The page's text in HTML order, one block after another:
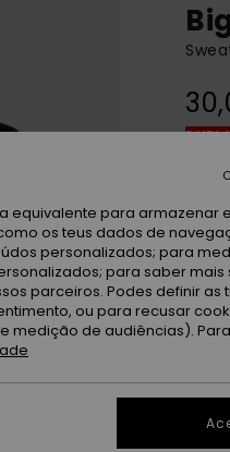
2
equivalente para armazenar
os teus dados de
personalizados; para
para saber mais
parceiros. Podes definir as
ou para recusar
medição de audiências).